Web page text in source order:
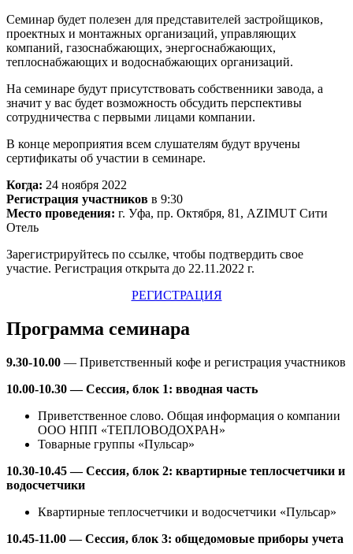
Семинар будет полезен для представителей застройщиков,
проектных и монтажных организаций, управляющих
компаний, газоснабжающих, энергоснабжающих,
теплоснабжающих и водоснабжающих организаций.
На семинаре будут присутствовать собственники завода, а
значит у вас будет возможность обсудить перспективы
сотрудничества с первыми лицами компании.
В конце мероприятия всем слушателям будут вручены
сертификаты об участии в семинаре.
Когда: 24 ноября 2022
Регистрация участников в 9:30
Место проведения: г. Уфа, пр. Октября, 81, AZIMUT Сити
Отель
Зарегистрируйтесь по ссылке, чтобы подтвердить свое
участие. Регистрация открыта до 22.11.2022 г.
РЕГИСТРАЦИЯ
Программа семинара
9.30-10.00 — Приветственный кофе и регистрация участников
10.00-10.30 — Сессия, блок 1: вводная часть
Приветственное слово. Общая информация о компании
ООО НПП «ТЕПЛОВОДОХРАН»
Товарные группы «Пульсар»
10.30-10.45 — Сессия, блок 2: квартирные теплосчетчики и
водосчетчики
Квартирные теплосчетчики и водосчетчики «Пульсар»
10.45-11.00 — Сессия, блок 3: общедомовые приборы учета